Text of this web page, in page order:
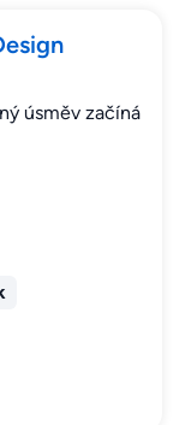
úsměv začíná